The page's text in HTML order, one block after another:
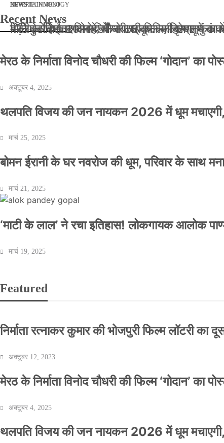
NEWS मार्च 2, 2026
बॉलीवुड के बाद अब डिफेंस टाइकून साहिल लूथरा
NEWS जनवरी 29, 2026
बड़ी कार्रवाई: 20 माह से जबरन काबिज़ कृष्णा कुंज
ENTERTAINMENT
मेरठ के निर्माता विनोद चौधरी की फिल्म ‘गोदान’
NEWSTECHNOLOGY
मिलिए रोहित उगले से! कैसे 16 साल की उम्र में
Recent News
मेरठ के निर्माता विनोद चौधरी की फिल्म ‘गोदान’
अक्टूबर 4, 2025
थलपति विजय की जन नायकन 2026 में धूम
मार्च 25, 2025
बोमन ईरानी के घर नवरोज की धूम, परिवार के साथ
मार्च 21, 2025
‘माटी के लाल’ ने रचा इतिहास! लोकगायक आलोक
मार्च 19, 2025
Featured
निर्माता रत्नाकर कुमार की भोजपुरी फिल्म लॉटरी
अक्टूबर 12, 2023
मेरठ के निर्माता विनोद चौधरी की फिल्म ‘गोदान’
अक्टूबर 4, 2025
थलपति विजय की जन नायकन 2026 में धूम